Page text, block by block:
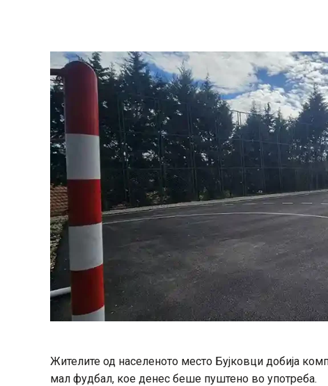
Жителите од населеното место Бујковци добија
мал фудбал, кое денес беше пуштено во употреба.